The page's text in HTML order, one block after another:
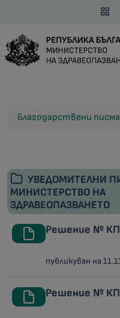
Благодарствени писма
УВЕДОМИТЕЛНИ
МИНИСТЕРСТВО НА
ЗДРАВЕОПАЗВАНЕТО
Решение №
публикуван на
Решение №